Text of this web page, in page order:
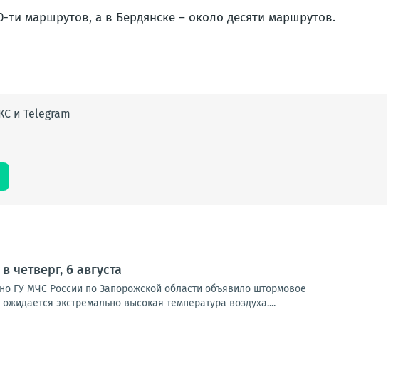
маршрутов, а в Бердянске – около десяти маршрутов.
и Telegram
6 августа
ГУ МЧС России по Запорожской области объявило штормовое
экстремально высокая температура воздуха....